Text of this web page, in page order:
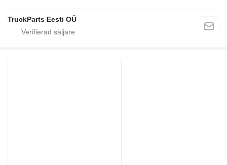
TruckParts Eesti OÜ